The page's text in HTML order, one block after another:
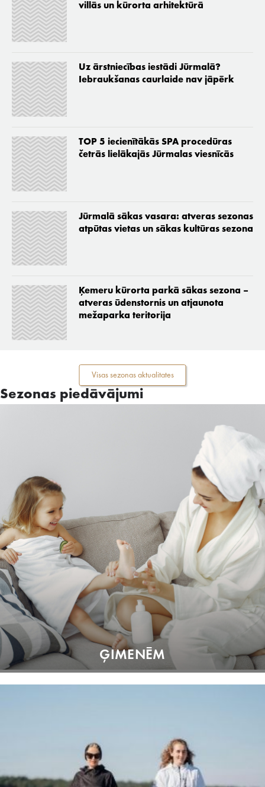
villās un kūrorta arhitektūrā
Uz ārstniecības iestādi Jūrmalā?
Iebraukšanas caurlaide nav jāpērk
TOP 5 iecienītākās SPA procedūras
četrās lielākajās Jūrmalas viesnīcās
Jūrmalā sākas vasara: atveras sezonas
atpūtas vietas un sākas kultūras sezona
Ķemeru kūrorta parkā sākas sezona –
atveras ūdenstornis un atjaunota
mežaparka teritorija
Visas sezonas aktualitates
Sezonas piedāvājumi
ĢIMENĒM